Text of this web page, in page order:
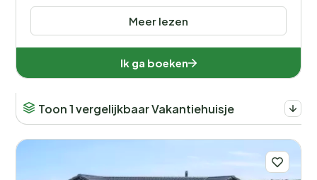
Meer lezen
Ik ga boeken
Toon 1 vergelijkbaar Vakantiehuisje